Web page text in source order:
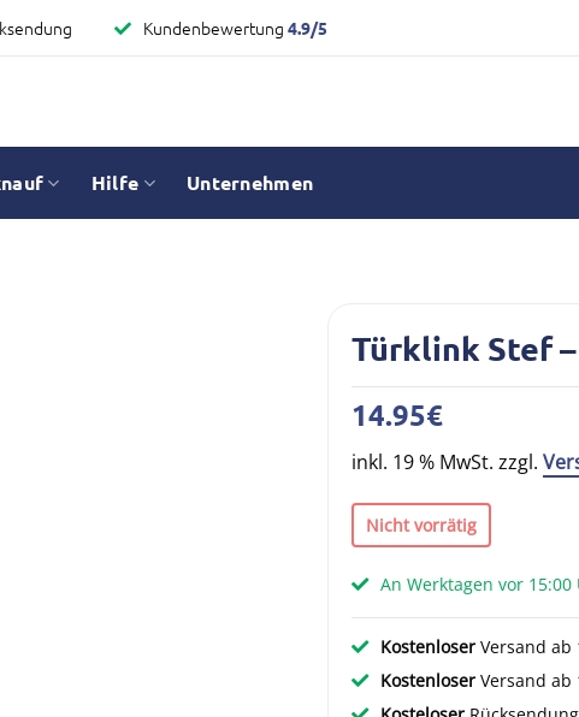
Kundenbewertung 4.9/5
Hilfe Unternehmen
Türklink Stef
14.95€
inkl. 19 % MwSt. zzgl.
Nicht vorrätig
An Werktagen vor
Kostenloser Versand ab
Kostenloser Versand ab